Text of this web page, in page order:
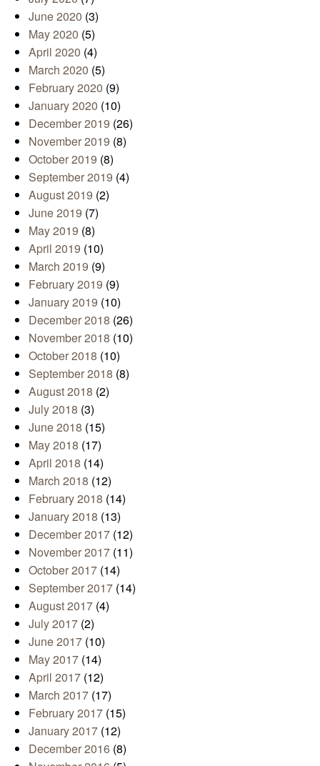
June 2020 (3)
May 2020 (5)
April 2020 (4)
March 2020 (5)
February 2020 (9)
January 2020 (10)
December 2019 (26)
November 2019 (8)
October 2019 (8)
September 2019 (4)
August 2019 (2)
June 2019 (7)
May 2019 (8)
April 2019 (10)
March 2019 (9)
February 2019 (9)
January 2019 (10)
December 2018 (26)
November 2018 (10)
October 2018 (10)
September 2018 (8)
August 2018 (2)
July 2018 (3)
June 2018 (15)
May 2018 (17)
April 2018 (14)
March 2018 (12)
February 2018 (14)
January 2018 (13)
December 2017 (12)
November 2017 (11)
October 2017 (14)
September 2017 (14)
August 2017 (4)
July 2017 (2)
June 2017 (10)
May 2017 (14)
April 2017 (12)
March 2017 (17)
February 2017 (15)
January 2017 (12)
December 2016 (8)